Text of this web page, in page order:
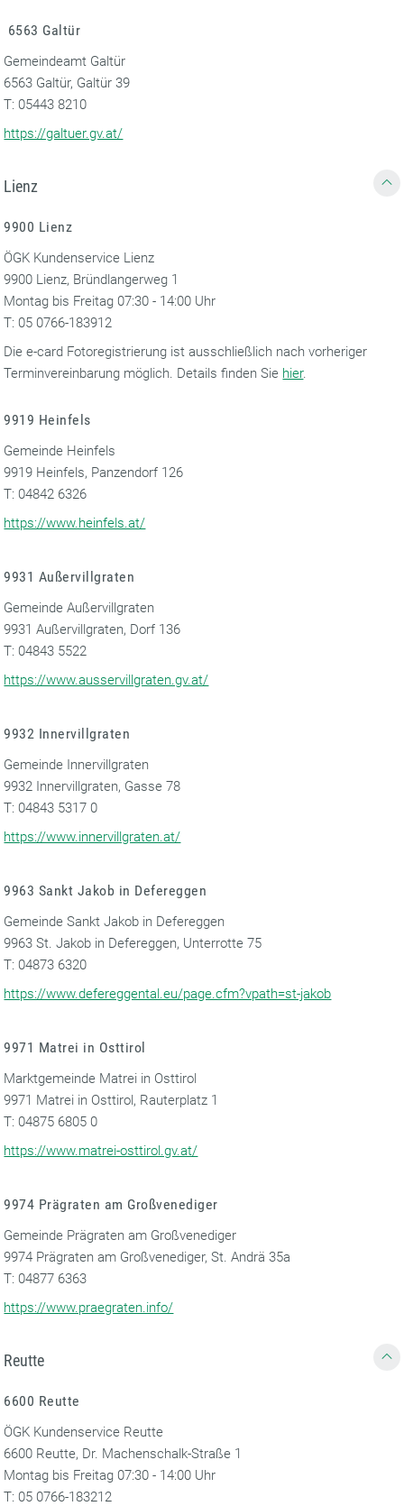
6563 Galtür
Gemeindeamt Galtür
6563 Galtür, Galtür 39
T: 05443 8210
https://galtuer.gv.at/
Lienz
9900 Lienz
ÖGK Kundenservice Lienz
9900 Lienz, Bründlangerweg 1
Montag bis Freitag 07:30 - 14:00 Uhr
T: 05 0766-183912
Die e-card Fotoregistrierung ist ausschließlich nach vorheriger
Terminvereinbarung möglich. Details finden Sie hier.
9919 Heinfels
Gemeinde Heinfels
9919 Heinfels, Panzendorf 126
T: 04842 6326
https://www.heinfels.at/
9931 Außervillgraten
Gemeinde Außervillgraten
9931 Außervillgraten, Dorf 136
T: 04843 5522
https://www.ausservillgraten.gv.at/
9932 Innervillgraten
Gemeinde Innervillgraten
9932 Innervillgraten, Gasse 78
T: 04843 5317 0
https://www.innervillgraten.at/
9963 Sankt Jakob in Defereggen
Gemeinde Sankt Jakob in Defereggen
9963 St. Jakob in Defereggen, Unterrotte 75
T: 04873 6320
https://www.defereggental.eu/page.cfm?vpath=st-jakob
9971 Matrei in Osttirol
Marktgemeinde Matrei in Osttirol
9971 Matrei in Osttirol, Rauterplatz 1
T: 04875 6805 0
https://www.matrei-osttirol.gv.at/
9974 Prägraten am Großvenediger
Gemeinde Prägraten am Großvenediger
9974 Prägraten am Großvenediger, St. Andrä 35a
T: 04877 6363
https://www.praegraten.info/
Reutte
6600 Reutte
ÖGK Kundenservice Reutte
6600 Reutte, Dr. Machenschalk-Straße 1
Montag bis Freitag 07:30 - 14:00 Uhr
T: 05 0766-183212